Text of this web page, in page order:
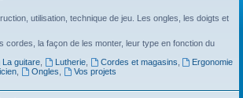
utilisation, technique de jeu. Les ongles, les doigts et
cordes, la façon de les monter, leur type en fonction du
La guitare, Lutherie, Cordes et magasins
Ergonomie
Ongles
Vos projets